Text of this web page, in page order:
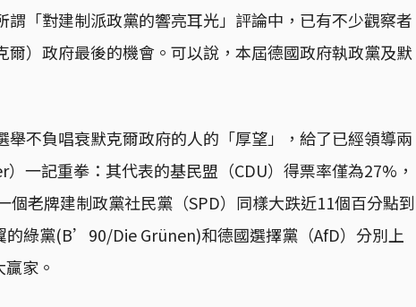
「對建制派政黨的響亮耳光」評論中，已有不少觀察者
）政府最後的機會。可以說，本屆德國政府執政黨及默
不負唱衰默克爾政府的人的「厚望」，給了已經領導兩
一記重拳：其代表的基民盟（CDU）得票率僅為27%，
個老牌建制政黨社民黨（SPD）同樣大跌近11個百分點到
的綠黨(B’90/Die Grünen)和德國選擇黨（AfD）分別上
家。